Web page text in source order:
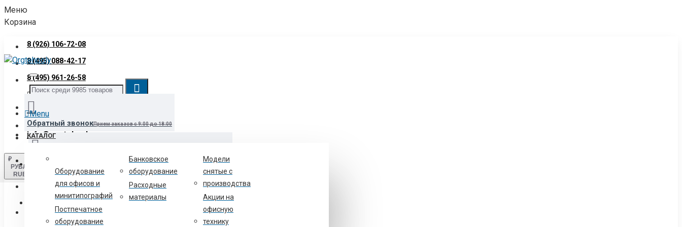
Меню
Корзина
8 (926) 106-72-08
8 (495) 088-42-17
8 (495) 961-26-58
Звонок бесплатный
info@orgtehpoly.com
₽
РУБЛЬ
RUB
Обратный звонокПрием заказов с 9:00 до 18:00
Нашли товар дешевле? Сообщите нам и мы снизим для вас цену
Текстильщики-схема проезда2-й Грайвороновский проезд, дом 48, стр. 1. оф.10
Menu
КАТАЛОГ
Оборудование
для офисов и
минитипографий
Постпечатное
оборудование
Банковское
оборудование
Расходные
материалы
Модели
снятые с
производства
Акции на
офисную
технику
Регистрация
8 (800) 700-06-12